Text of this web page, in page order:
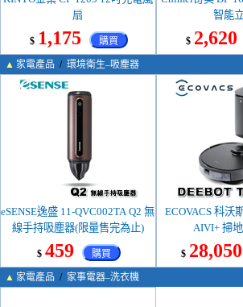
扇
$ 1,175 購買
智能
$ 2,620
▲ 家電產品 / 環境衛生–吸塵器
eSENSE逸盛 11-QVC002TA Q2 無
線手持吸塵器(限量售完為止)
$ 459 購買
ECOVACS 科沃
AIVI+ 掃
$ 28,050
▲ 家電產品 / 家事電器–洗衣機